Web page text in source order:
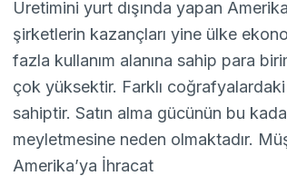
Üretimini yurt dışında yapan
şirketlerin kazançları yine ülke
fazla kullanım alanına sahip para
çok yüksektir. Farklı
sahiptir. Satın alma gücünün bu
meyletmesine neden olmaktadır.
Amerika’ya İhracat